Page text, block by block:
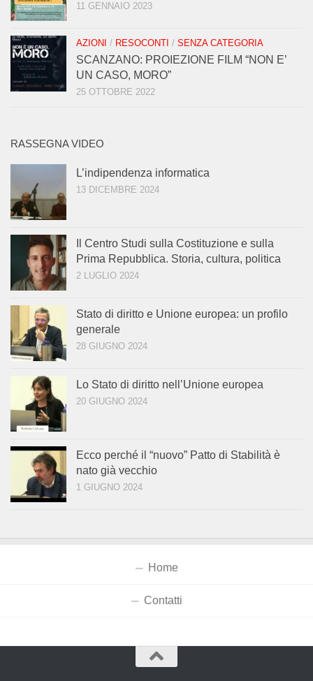
11 GENNAIO 2023
AZIONI / RESOCONTI / SENZA CATEGORIA
SCANZANO: PROIEZIONE FILM “NON E’
UN CASO, MORO”
25 OTTOBRE 2022
RASSEGNA VIDEO
L’indipendenza informatica
13 DICEMBRE 2024
Il Centro Studi sulla Costituzione e sulla
Prima Repubblica. Storia, cultura, politica
2 LUGLIO 2024
Stato di diritto e Unione europea: un profilo
generale
28 GIUGNO 2024
Lo Stato di diritto nell’Unione europea
20 GIUGNO 2024
Ecco perché il “nuovo” Patto di Stabilità è
nato già vecchio
1 GIUGNO 2024
Home
Contatti